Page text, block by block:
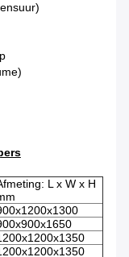
L x W x H